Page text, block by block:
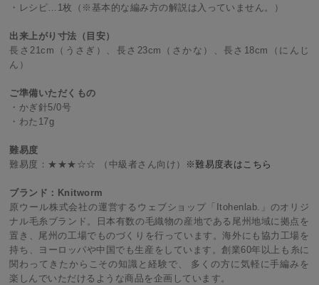
・レシピ…1枚（※基本的な編み方の解説は入っていません。）
出来上がり寸法（目安）
長さ21cm（うさぎ）、長さ23cm（さかな）、長さ18cm（にんじ
ん）
ご準備いただくもの
・かぎ針5/0号
・わた17g
難易度
難易度：★★★☆☆ （中級者さん向け）
※難易度表はこちら
ブランド：Knitworm
原ウール株式会社の運営するウェブショップ「Itohenlab.」のオリジ
ナル毛糸ブランド。日本有数の毛織物の産地である尾州地域に拠点を
置き、尾州の工場でものづくりを行っています。海外にも協力工場を
持ち、ヨーロッパや中国でも生産をしています。創業60年以上も糸に
関わってきたからこその知識と経験で、 多くの方に気軽に手編みを
楽しんでいただけるような商品を企画しています。